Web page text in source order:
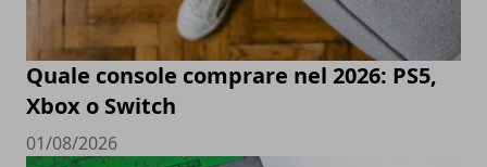
Quale console comprare nel 2026: PS5,
Xbox o Switch
01/08/2026